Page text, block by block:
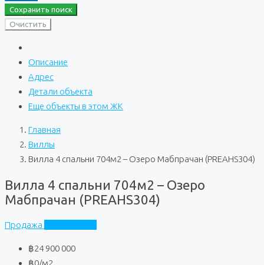
Сохранить поиск
Очистить
Описание
Адрес
Детали объекта
Еще объекты в этом ЖК
Главная
Виллы
Вилла 4 спальни 704м2 – Озеро Мабпрачан (PREAHS304)
Вилла 4 спальни 704м2 – Озеро
Мабпрачан (PREAHS304)
Продажа
฿24 900 000